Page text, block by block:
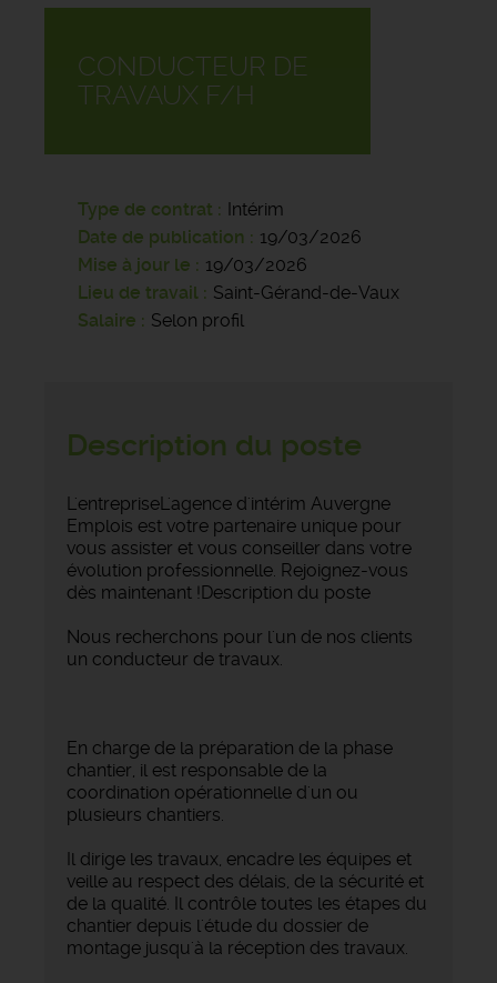
CONDUCTEUR DE
TRAVAUX F/H
Type de contrat
Intérim
Date de publication
19/03/2026
Mise à jour le
19/03/2026
Lieu de travail
Saint-Gérand-de-Vaux
Salaire
Selon profil
Description du poste
L'entrepriseL'agence d'intérim Auvergne
Emplois est votre partenaire unique pour
vous assister et vous conseiller dans votre
évolution professionnelle. Rejoignez-vous
dès maintenant !Description du poste
Nous recherchons pour l'un de nos clients
un conducteur de travaux.
En charge de la préparation de la phase
chantier, il est responsable de la
coordination opérationnelle d'un ou
plusieurs chantiers.
Il dirige les travaux, encadre les équipes et
veille au respect des délais, de la sécurité et
de la qualité. Il contrôle toutes les étapes du
chantier depuis l'étude du dossier de
montage jusqu'à la réception des travaux.